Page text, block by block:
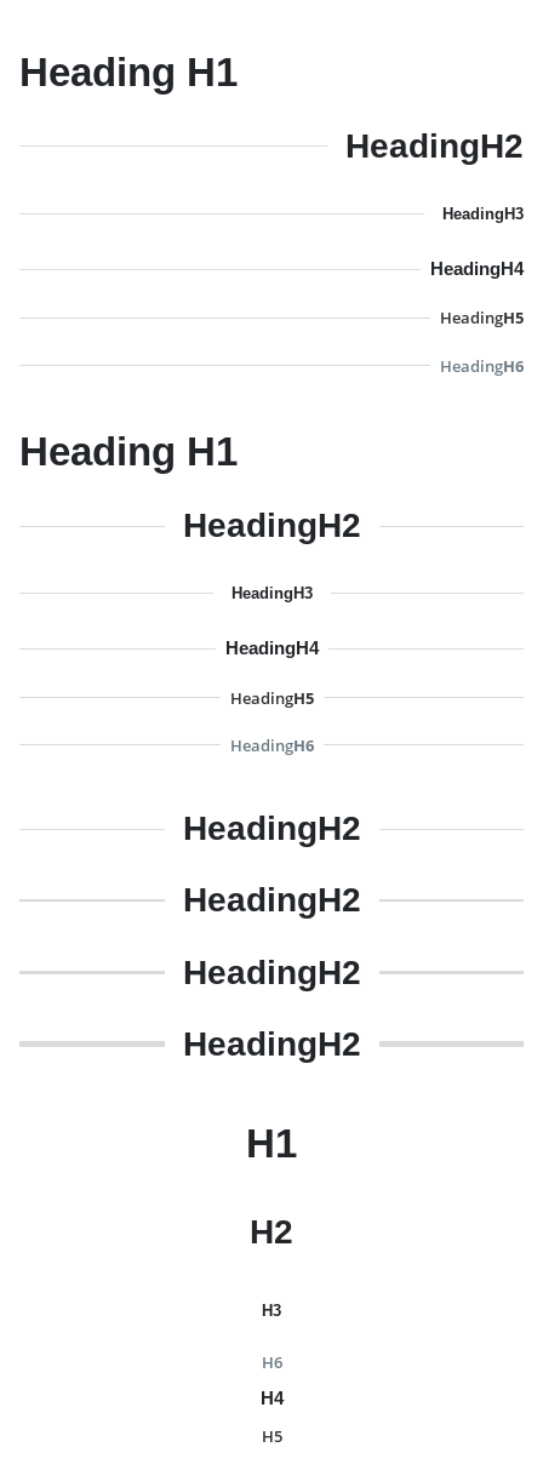
Heading H1
HeadingH2
Heading H3
HeadingH4
HeadingH5
HeadingH6
Heading H1
HeadingH2
Heading H3
HeadingH4
HeadingH5
HeadingH6
HeadingH2
HeadingH2
HeadingH2
HeadingH2
H1
H2
H3
H6
H4
H5